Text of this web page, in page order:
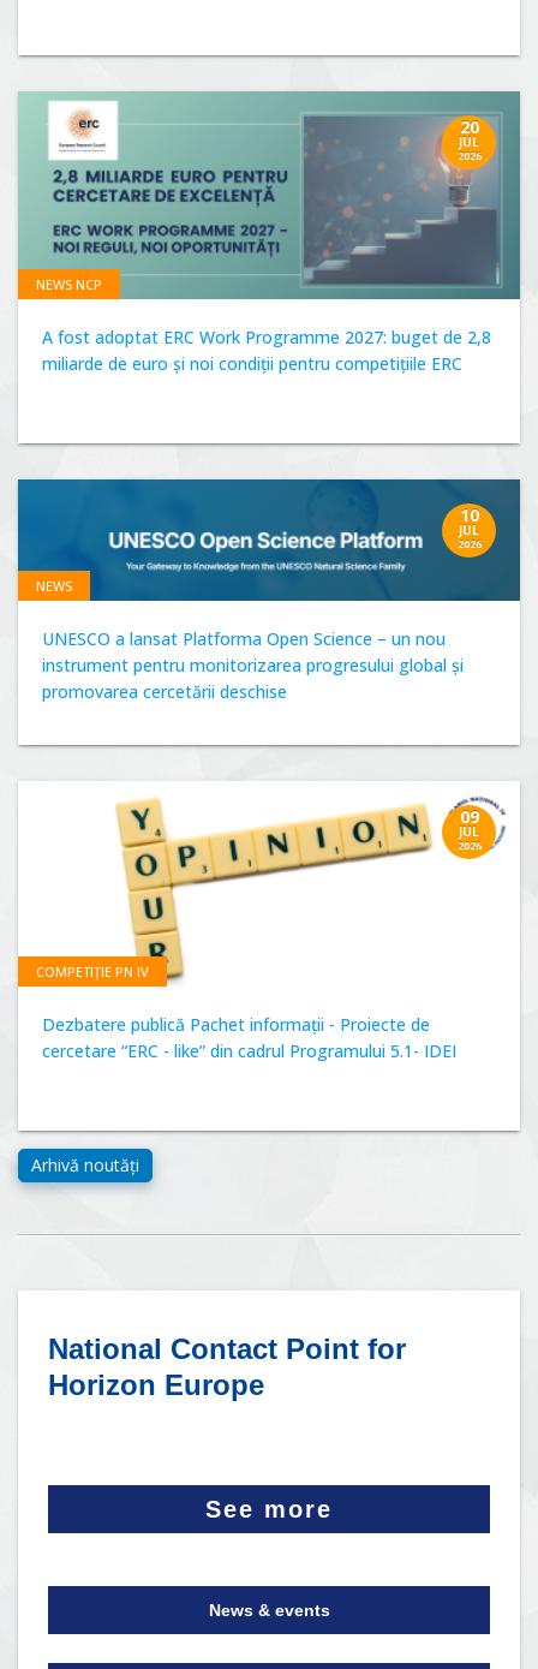
20
JUL
2026
NEWS NCP
A fost adoptat ERC Work Programme 2027: buget de 2,8
miliarde de euro și noi condiții pentru competițiile ERC
10
JUL
2026
NEWS
UNESCO a lansat Platforma Open Science – un nou
instrument pentru monitorizarea progresului global și
promovarea cercetării deschise
09
JUL
2026
COMPETIȚIE PN IV
Dezbatere publică Pachet informații - Proiecte de
cercetare “ERC - like” din cadrul Programului 5.1- IDEI
National Contact Point for
Horizon Europe
See more
News & events